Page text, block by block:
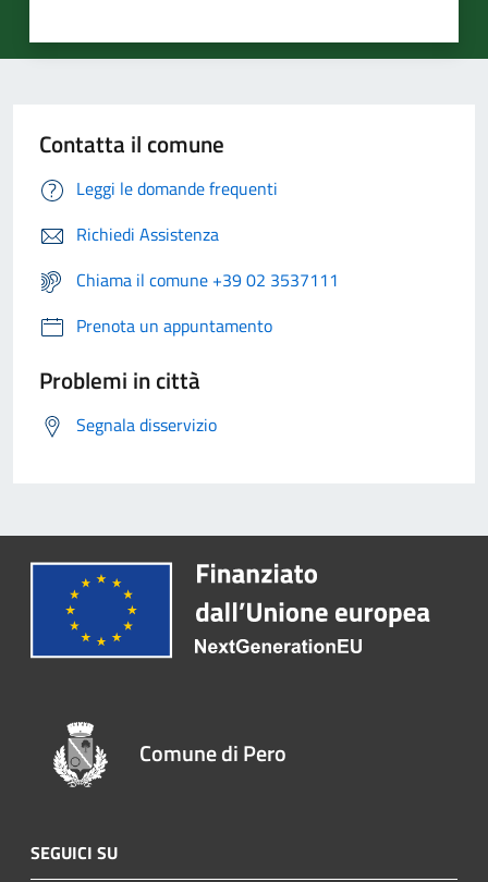
Contatta il comune
Leggi le domande frequenti
Richiedi Assistenza
Chiama il comune +39 02 3537111
Prenota un appuntamento
Problemi in città
Segnala disservizio
Comune di Pero
SEGUICI SU